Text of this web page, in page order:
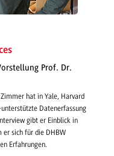
Prof. Dr.
hat in Yale, Harvard
Datenerfassung
gibt er Einblick in
er sich für die DHBW
Erfahrungen.